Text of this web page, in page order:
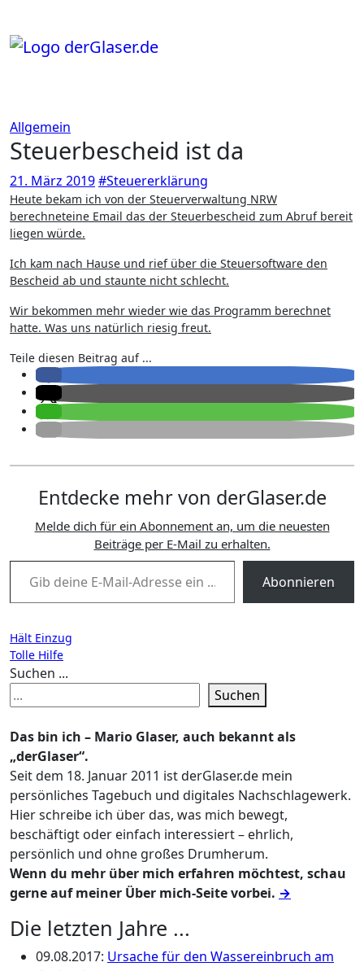
springen
Allgemein
Steuerbescheid ist da
21. März 2019#Steuererklärung
Heute bekam ich von der Steuerverwaltung NRW
berechneteine Email das der Steuerbescheid zum Abruf bereit
liegen würde.
Ich kam nach Hause und rief über die Steuersoftware den
Bescheid ab und staunte nicht schlecht.
Wir bekommen mehr wieder wie das Programm berechnet
hatte. Was uns natürlich riesig freut.
Teile diesen Beitrag auf ...
Entdecke mehr von derGlaser.de
Melde dich für ein Abonnement an, um die neuesten
Beiträge per E-Mail zu erhalten.
Gib deine E-Mail-Adresse ein ...
Abonnieren
Beitragsnavigation
Hält Einzug
Tolle Hilfe
Suchen ...
Suchen
Das bin ich – Mario Glaser, auch bekannt als
„derGlaser“.
Seit dem 18. Januar 2011 ist derGlaser.de mein
persönliches Tagebuch und digitales Nachschlagewerk.
Hier schreibe ich über das, was mich bewegt,
beschäftigt oder einfach interessiert – ehrlich,
persönlich und ohne großes Drumherum.
Wenn du mehr über mich erfahren möchtest, schau
gerne auf meiner Über mich-Seite vorbei. →
Die letzten Jahre ...
09.08.2017: Ursache für den Wassereinbruch am